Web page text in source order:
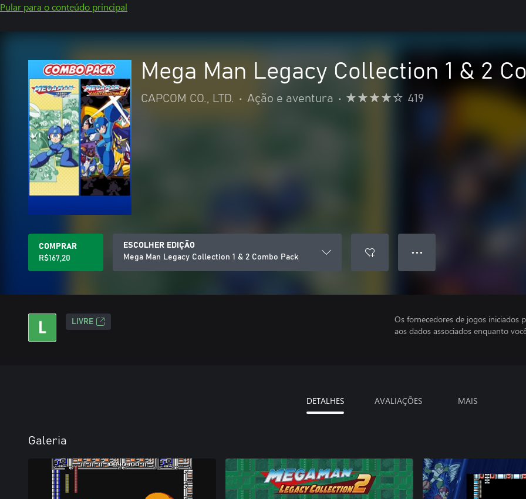
Pular para o conteúdo principal
Mega Man Legacy Collection 1 & 2
CAPCOM CO., LTD. • Ação e aventura • 419
COMPRAR
R$167,20
ESCOLHER EDIÇÃO
Mega Man Legacy Collection 1 & 2 Combo Pack
● ● ●
LIVRE
Os fornecedores de jogos iniciados
aos dados associados enquanto
DETALHES AVALIAÇÕES MAIS
Galeria